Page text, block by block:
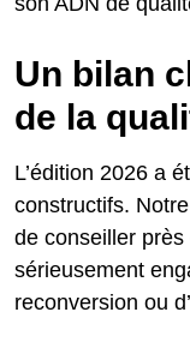
Un bilan
de la
L’édition 2026 a
constructifs.
de conseiller près
sérieusement
reconversion ou